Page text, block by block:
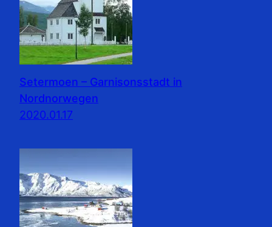
Setermoen – Garnisonsstadt in
Nordnorwegen
2020.01.17